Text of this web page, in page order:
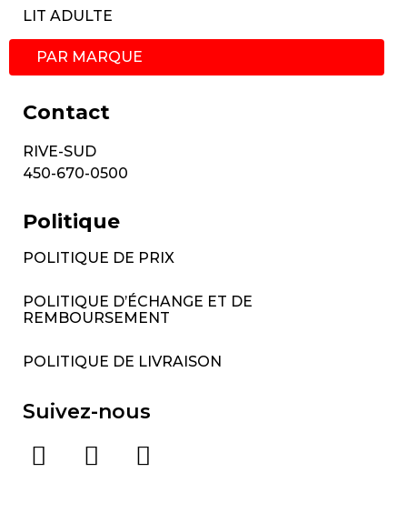
LIT ADULTE
PAR MARQUE
Contact
RIVE-SUD
450-670-0500
Politique
POLITIQUE DE PRIX
POLITIQUE D’ÉCHANGE ET DE
REMBOURSEMENT
POLITIQUE DE LIVRAISON
Suivez-nous